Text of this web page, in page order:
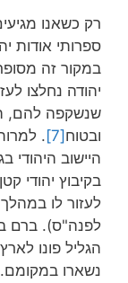
רק כשאנו
ספרותי אודות
במקור זה
יהודה נחלצו
שנשקפה להם,
ובטוח [7]
.
היישוב היהודי
בקיבוץ יהודי
לפנה"ס). ברם
הגליל פונו
נשארו